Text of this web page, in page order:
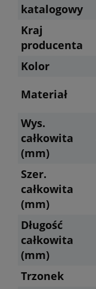
katalogowy
Kraj
producenta
Kolor
Materiał
Wys.
całkowita
(mm)
Szer.
całkowita
(mm)
Długość
całkowita
(mm)
Trzonek